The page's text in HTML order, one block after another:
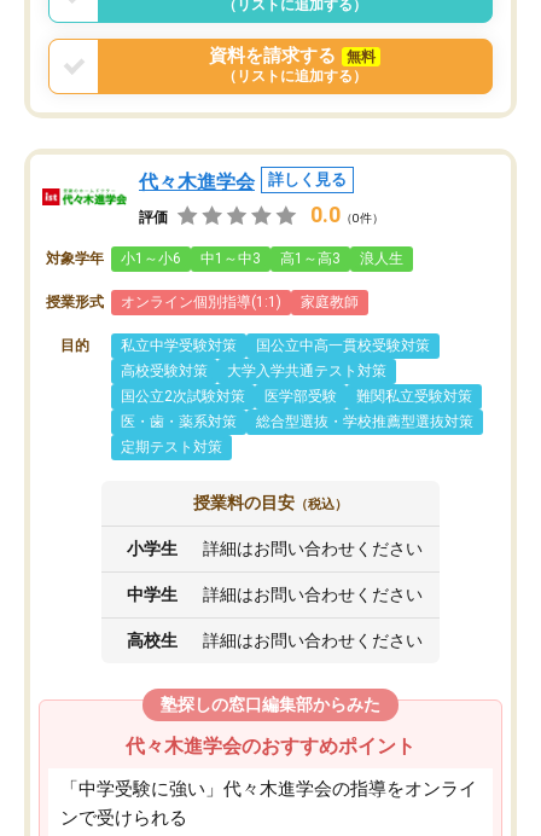
（リストに追加する）
資料を請求する
無料
（リストに追加する）
代々木進学会 詳しく見る
評価 0.0 （0件）
対象学年 小1～小6 中1～中3 高1～高3 浪人生
授業形式 オンライン個別指導(1:1) 家庭教師
目的 私立中学受験対策
国公立中高一貫校受験対策
高校受験対策
大学入学共通テスト対策
国公立2次試験対策
医学部受験
難関私立受験対策
医・歯・薬系対策
総合型選抜・学校推薦型選抜対策
定期テスト対策
授業料の目安 （税込）
小学生 詳細はお問い合わせください
中学生 詳細はお問い合わせください
高校生 詳細はお問い合わせください
塾探しの窓口編集部からみた
代々木進学会のおすすめポイント
「中学受験に強い」代々木進学会の指導をオンライ
ンで受けられる